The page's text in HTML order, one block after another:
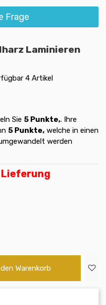
Frage
Laminieren
4 Artikel
Sie 5 Punkte,. Ihre
5 Punkte, welche in einen
werden
Lieferung
Warenkorb